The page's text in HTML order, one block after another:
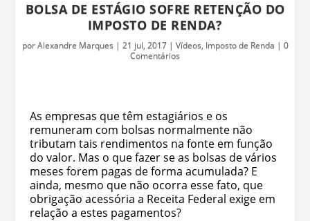
BOLSA DE ESTÁGIO SOFRE RETENÇÃO DO
IMPOSTO DE RENDA?
porAlexandre Marques | 21 jul, 2017| Vídeos, Imposto de Renda | 0
Comentários
As empresas que têm estagiários e os
remuneram com bolsas normalmente não
tributam tais rendimentos na fonte em função
do valor. Mas o que fazer se as bolsas de vários
meses forem pagas de forma acumulada? E
ainda, mesmo que não ocorra esse fato, que
obrigação acessória a Receita Federal exige em
relação a estes pagamentos?